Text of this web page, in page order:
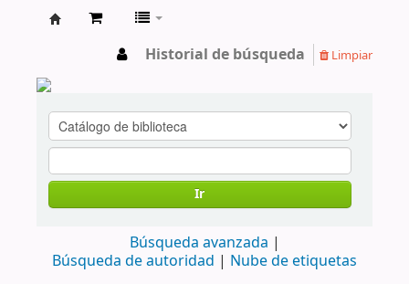
Historial de búsqueda Limpiar
Ir
Búsqueda avanzada
Búsqueda de autoridad
Nube de etiquetas